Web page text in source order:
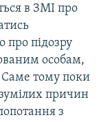
в ЗМІ про
про підозру
особам,
Саме тому поки
причин
з